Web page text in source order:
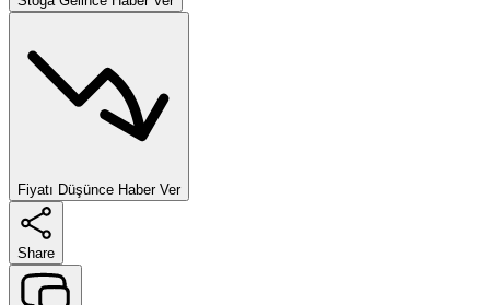
Fiyatı Düşünce Haber Ver
Share